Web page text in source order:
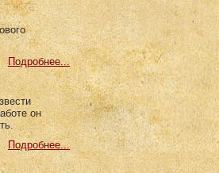
Подробнее...
он
Подробнее...